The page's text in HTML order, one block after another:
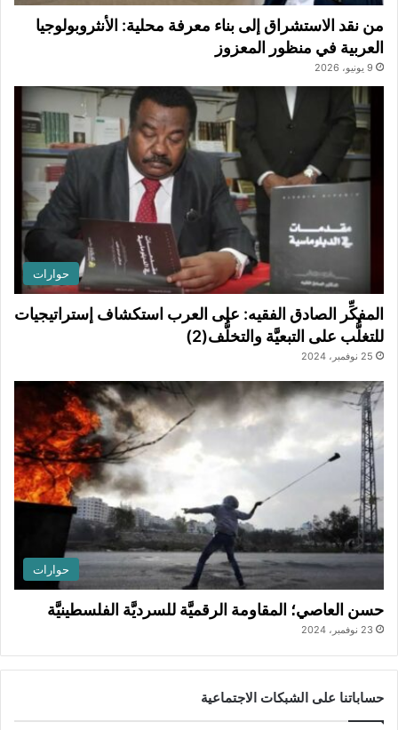
من نقد الاستشراق إلى بناء معرفة محلية: الأنثروبولوجيا
العربية في منظور المعزوز
9 يونيو، 2026
حوارات
المفكِّر الصادق الفقيه: على العرب استكشاف إستراتيجيات
للتغلُّب على التبعيَّة والتخلُّف(2)
25 نوفمبر، 2024
حوارات
حسن العاصي؛ المقاومة الرقميَّة للسرديَّة الفلسطينيَّة
23 نوفمبر، 2024
حساباتنا على الشبكات الاجتماعية